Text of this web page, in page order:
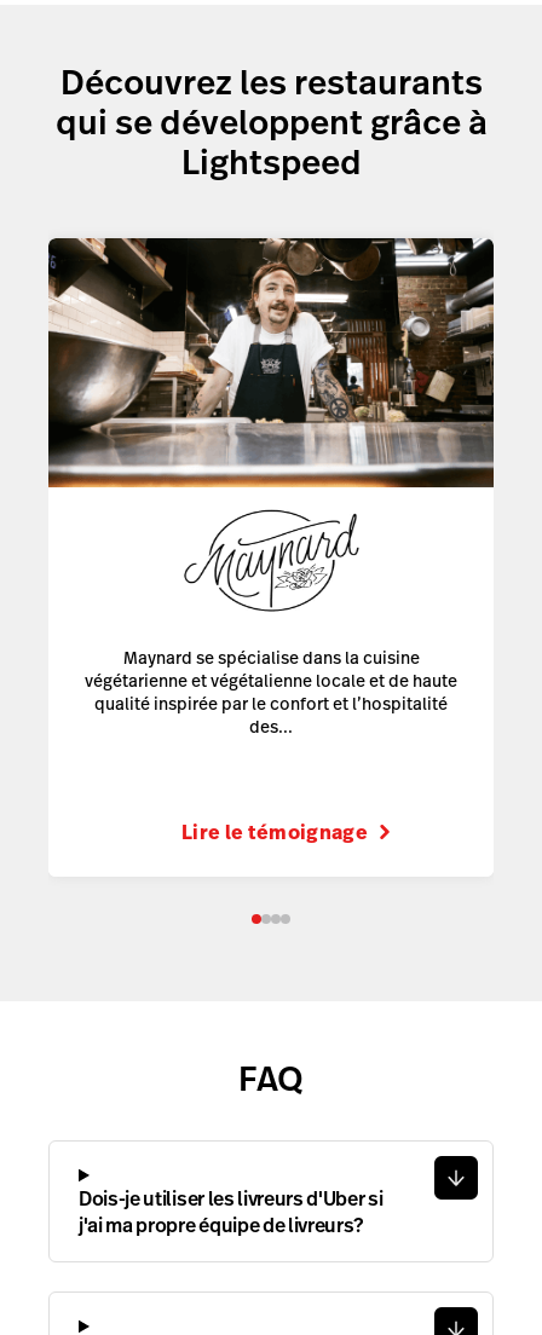
Découvrez les restaurants
qui se développent grâce à
Lightspeed
Maynard se spécialise dans la cuisine
végétarienne et végétalienne locale et de haute
qualité inspirée par le confort et l’hospitalité
des...
Lire le témoignage
FAQ
Dois-je utiliser les livreurs d'Uber si
j'ai ma propre équipe de livreurs?